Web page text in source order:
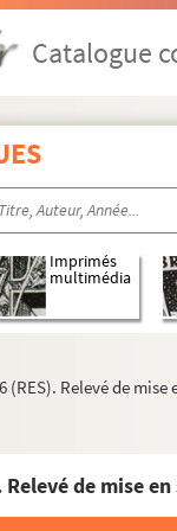
Catalogue
Imprimés
multimédia
(RES). Relevé de mise
de mise en
: drame en 4
deux dames et un
d'un jeune
Heuzé. Le roman
de Croisset.
romanesques :
Jeannette : pièce en
: pièce en 3 actes
de septembre :
: drame en 5 actes.